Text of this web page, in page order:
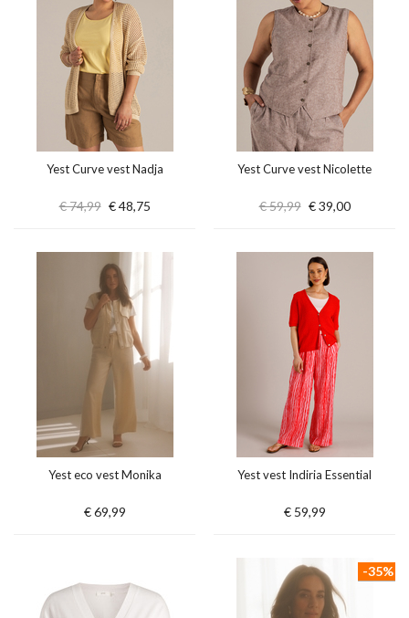
Yest Curve vest Nadja
€ 74,99 € 48,75
Yest Curve vest Nicolette
€ 59,99 € 39,00
Yest eco vest Monika
€ 69,99
Yest vest Indiria Essential
€ 59,99
-35%